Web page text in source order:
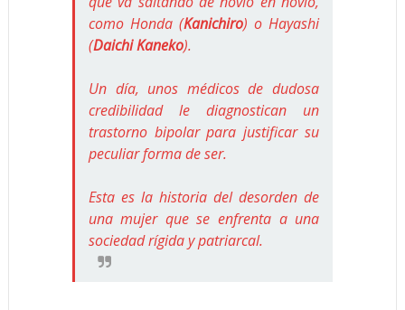
como Honda (Kanichiro) o Hayashi
(Daichi Kaneko).
Un día, unos médicos de dudosa
credibilidad le diagnostican un
trastorno bipolar para justificar su
peculiar forma de ser.
Esta es la historia del desorden de
una mujer que se enfrenta a una
sociedad rígida y patriarcal.